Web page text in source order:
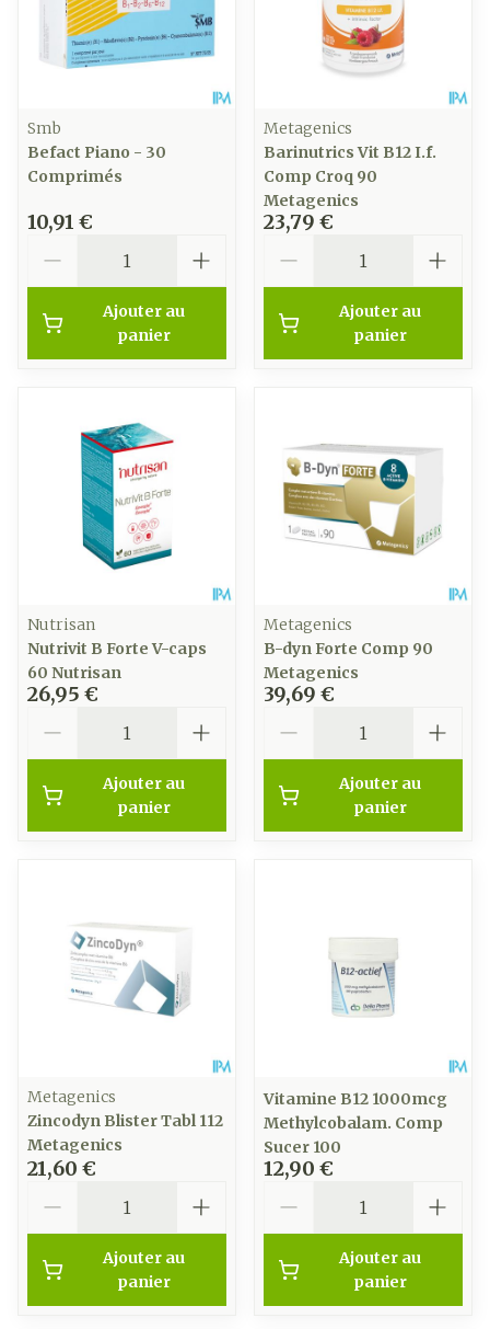
Smb
Befact Piano - 30
Comprimés
10,91 €
Ajouter au
panier
Metagenics
Barinutrics Vit B12 I.f.
Comp Croq 90
Metagenics
23,79 €
Ajouter au
panier
Nutrisan
Nutrivit B Forte V-caps
60 Nutrisan
26,95 €
Ajouter au
panier
Metagenics
B-dyn Forte Comp 90
Metagenics
39,69 €
Ajouter au
panier
Metagenics
Zincodyn Blister Tabl 112
Metagenics
21,60 €
Ajouter au
panier
Vitamine B12 1000mcg
Methylcobalam. Comp
Sucer 100
12,90 €
Ajouter au
panier